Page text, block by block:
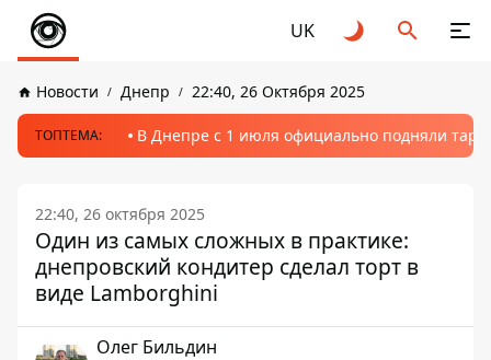
UK
Новости Днепр 22:40, 26 Октября 2025
ТОПТЕМА: В Днепре с 1 июля официально подняли
22:40, 26 октября 2025
Один из самых сложных в практике:
днепровский кондитер сделал торт в
виде Lamborghini
Олег Бильдин